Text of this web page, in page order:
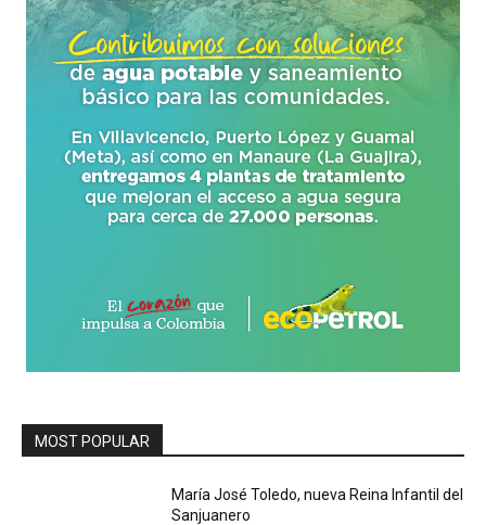
MOST POPULAR
María José Toledo, nueva Reina Infantil del
Sanjuanero